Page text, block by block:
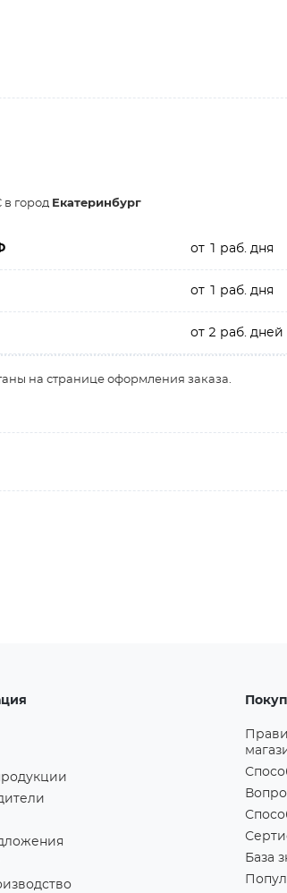
в город Екатеринбург
от 1 раб. дня
от 1 раб. дня
от 2 раб. дней
на странице оформления заказа.
База